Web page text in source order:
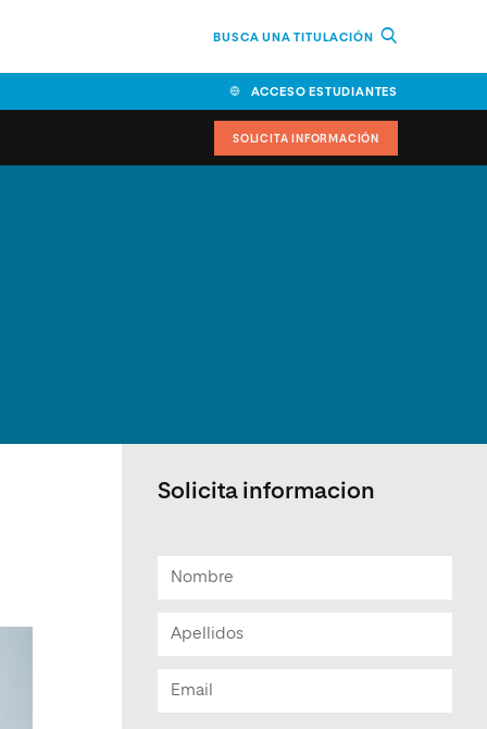
BUSCA UNA TITULACIÓN
ACCESO ESTUDIANTES
SOLICITA INFORMACIÓN
Solicita informacion